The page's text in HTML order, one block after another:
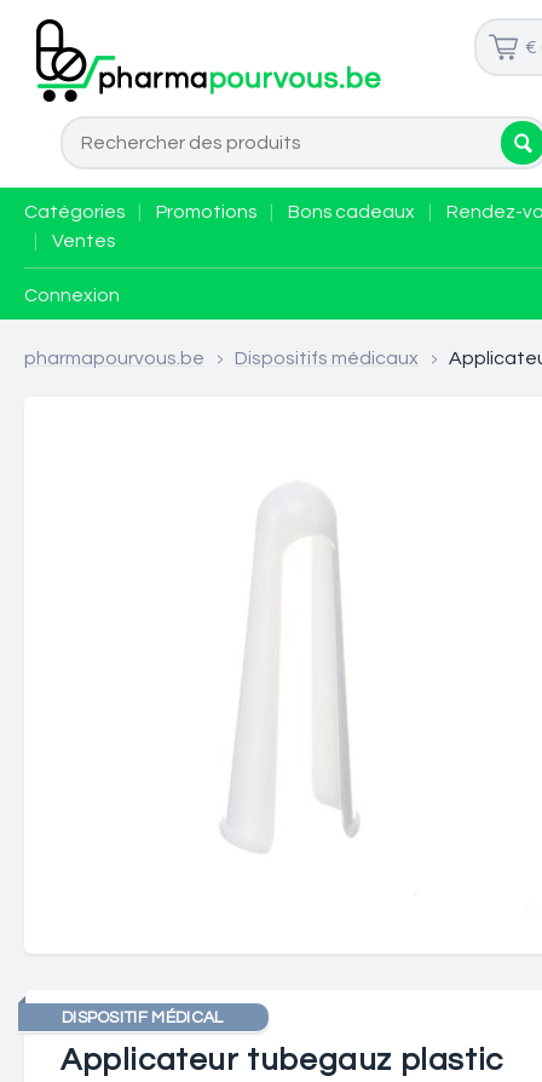
€
Catégories Promotions Bons cadeaux
Rendez-
Ventes
Connexion
pharmapourvous.be > Dispositifs médicaux >
DISPOSITIF MÉDICAL
Applicateur tubegauz plastic